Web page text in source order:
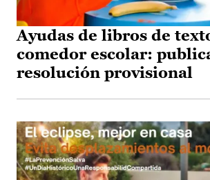
Ayudas de libros de
comedor escolar:
resolución provisional